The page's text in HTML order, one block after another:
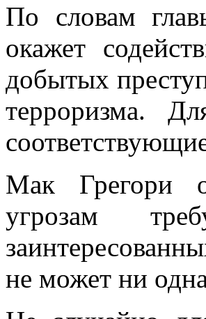
По словам
окажет
добытых
терроризма.
Мак Грегори
угрозам
не может ни